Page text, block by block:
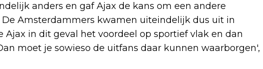
anders en gaf Ajax de kans om een andere
De Amsterdammers kwamen uiteindelijk dus uit in
Ajax in dit geval het voordeel op sportief vlak en dan
moet je sowieso de uitfans daar kunnen waarborgen',